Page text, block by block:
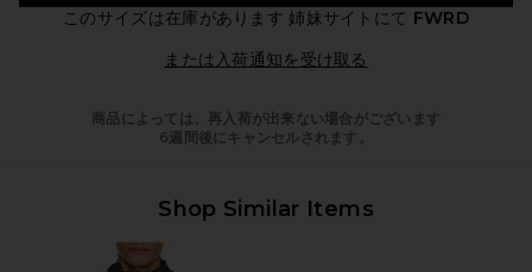
このサイズは在庫があります 姉妹サイトにて FWRD
または入荷通知を受け取る
商品によっては、再入荷が出来ない場合がございます
6週間後にキャンセルされます。
Shop Similar Items